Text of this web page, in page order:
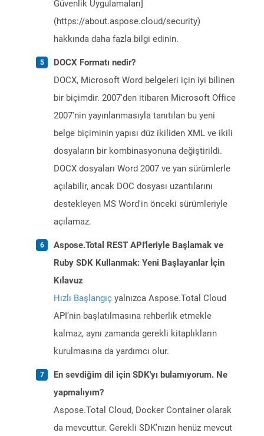
Güvenlik Uygulamaları]
(https://about.aspose.cloud/security)
hakkında daha fazla bilgi edinin.
DOCX Formatı nedir?
DOCX, Microsoft Word belgeleri için iyi bilinen
bir biçimdir. 2007'den itibaren Microsoft Office
2007'nin yayınlanmasıyla tanıtılan bu yeni
belge biçiminin yapısı düz ikiliden XML ve ikili
dosyaların bir kombinasyonuna değiştirildi.
DOCX dosyaları Word 2007 ve yan sürümlerle
açılabilir, ancak DOC dosyası uzantılarını
destekleyen MS Word'in önceki sürümleriyle
açılamaz.
Aspose.Total REST API'leriyle Başlamak ve
Ruby SDK Kullanmak: Yeni Başlayanlar İçin
Kılavuz
Hızlı Başlangıç yalnızca Aspose.Total Cloud
API’nin başlatılmasına rehberlik etmekle
kalmaz, aynı zamanda gerekli kitaplıkların
kurulmasına da yardımcı olur.
En sevdiğim dil için SDK'yı bulamıyorum. Ne
yapmalıyım?
Aspose.Total Cloud, Docker Container olarak
da mevcuttur. Gerekli SDK’nızın henüz mevcut